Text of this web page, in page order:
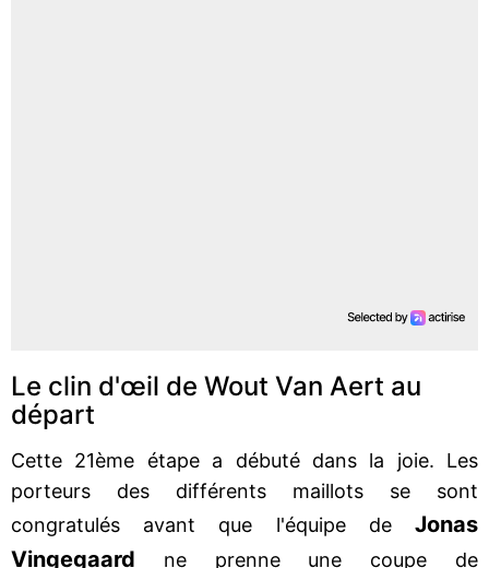
Le clin d'œil de Wout Van Aert au
départ
Cette 21ème étape a débuté dans la joie. Les
porteurs des différents maillots se sont
congratulés avant que l'équipe deJonas
Vingegaard ne prenne une coupe de